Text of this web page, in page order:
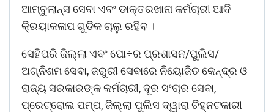
ଆମ୍ବୁଲାନ୍ସ ସେବା ଏବଂ ଡାକ୍ତରଖାନା କର୍ମଚାରୀ ଆଦି
କି୍ରୟାକଳାପ ଗୁଡିକ ଚାଲୁ ରହିବ ।
ସେହିପରି ଜିଲ୍ଲା ଏବଂ ପୋ÷ର ପ୍ରଶାସନ/ପୁଲିସ/
ଅଗ୍ନିଶମ ସେବା, ଜରୁରୀ ସେବାରେ ନିୟୋଜିତ କେନ୍ଦ୍ର ଓ
ରାଜ୍ୟ ସରକାରଙ୍କ କର୍ମଚାରୀ, ଦୂର ସଂଚାର ସେବା,
ପ୍ରେଟ୍ରୋଲ ପମ୍ପ, ଜିଲ୍ଲା ପୁଲିସ ଦ୍ୱାରା ଚିହ୍ନଟକାରୀ